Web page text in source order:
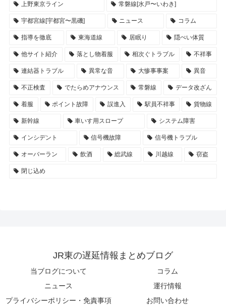
上野東京ライン 常磐線[水戸〜いわき]
宇都宮線[宇都宮〜黒磯] ニュース コラム
指導を徹底 東海道線 居眠り 隠ぺい体質
他サイト紹介 落とし物着服 相次ぐトラブル 不祥事
連結器トラブル 異常な音 大惨事事案 異音
不正検査 でたらめアナウンス 常磐線 データ改ざん
着服 ポイント故障 誤進入 駅員不祥事 貨物線
新幹線 車いす用スロープ システム障害
インシデント 信号機故障 信号機トラブル
オーバーラン 飲酒 総武線 川越線 窃盗
閉じ込め
JR東の遅延情報まとめブログ
当ブログについて
コラム
ニュース
運行情報
プライバシーポリシー・免責事項
お問い合わせ